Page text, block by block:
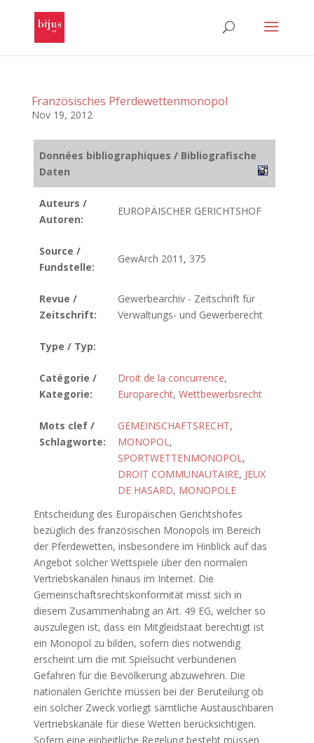
Französisches Pferdewettenmonopol
Nov 19, 2012
Données bibliographiques / Bibliografische
Daten
Auteurs /
Autoren:
EUROPÄISCHER GERICHTSHOF
Source /
Fundstelle:
GewArch 2011, 375
Revue /
Zeitschrift:
Gewerbearchiv - Zeitschrift für
Verwaltungs- und Gewerberecht
Type / Typ:
Catégorie /
Kategorie:
Droit de la concurrence,
Europarecht, Wettbewerbsrecht
Mots clef /
Schlagworte:
GEMEINSCHAFTSRECHT,
MONOPOL,
SPORTWETTENMONOPOL,
DROIT COMMUNAUTAIRE, JEUX
DE HASARD, MONOPOLE
Entscheidung des Europäischen Gerichtshofes
bezüglich des französischen Monopols im Bereich
der Pferdewetten, insbesondere im Hinblick auf das
Angebot solcher Wettspiele über den normalen
Vertriebskanälen hinaus im Internet. Die
Gemeinschaftsrechtskonformität misst sich in
diesem Zusammenhabng an Art. 49 EG, welcher so
auszulegen ist, dass ein Mitgleidstaat berechtigt ist
ein Monopol zu bilden, sofern dies notwendig
erscheint um die mit Spielsucht verbundenen
Gefahren für die Bevölkerung abzuwehren. Die
nationalen Gerichte müssen bei der Beruteilung ob
ein solcher Zweck vorliegt sämtliche Austauschbaren
Vertriebskanäle für diese Wetten berücksichtigen.
Sofern eine einheitliche Regelung besteht müssen